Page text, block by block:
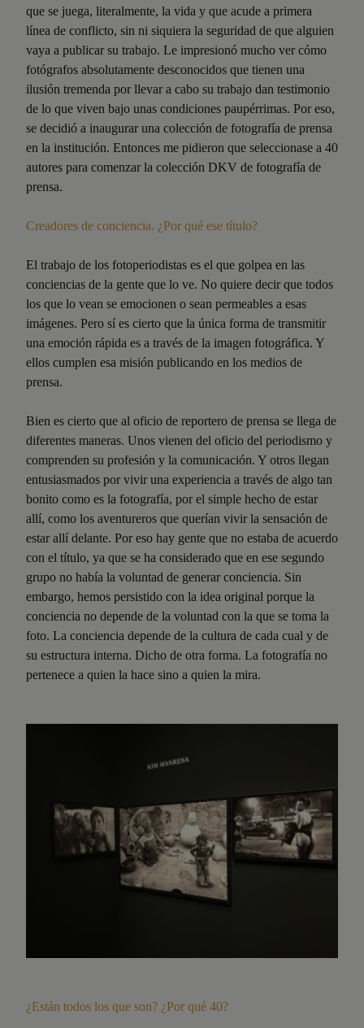
que se juega, literalmente, la vida y que acude a primera
línea de conflicto, sin ni siquiera la seguridad de que alguien
vaya a publicar su trabajo. Le impresionó mucho ver cómo
fotógrafos absolutamente desconocidos que tienen una
ilusión tremenda por llevar a cabo su trabajo dan testimonio
de lo que viven bajo unas condiciones paupérrimas. Por eso,
se decidió a inaugurar una colección de fotografía de prensa
en la institución. Entonces me pidieron que seleccionase a 40
autores para comenzar la colección DKV de fotografía de
prensa.
Creadores de conciencia. ¿Por qué ese título?
El trabajo de los fotoperiodistas es el que golpea en las
conciencias de la gente que lo ve. No quiere decir que todos
los que lo vean se emocionen o sean permeables a esas
imágenes. Pero sí es cierto que la única forma de transmitir
una emoción rápida es a través de la imagen fotográfica. Y
ellos cumplen esa misión publicando en los medios de
prensa.
Bien es cierto que al oficio de reportero de prensa se llega de
diferentes maneras. Unos vienen del oficio del periodismo y
comprenden su profesión y la comunicación. Y otros llegan
entusiasmados por vivir una experiencia a través de algo tan
bonito como es la fotografía, por el simple hecho de estar
allí, como los aventureros que querían vivir la sensación de
estar allí delante. Por eso hay gente que no estaba de acuerdo
con el título, ya que se ha considerado que en ese segundo
grupo no había la voluntad de generar conciencia. Sin
embargo, hemos persistido con la idea original porque la
conciencia no depende de la voluntad con la que se toma la
foto. La conciencia depende de la cultura de cada cual y de
su estructura interna. Dicho de otra forma. La fotografía no
pertenece a quien la hace sino a quien la mira.
¿Están todos los que son? ¿Por qué 40?